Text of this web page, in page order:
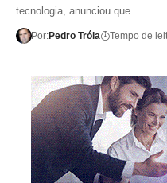
tecnologia, anunciou que…
Por:Pedro Tróia Tempo de